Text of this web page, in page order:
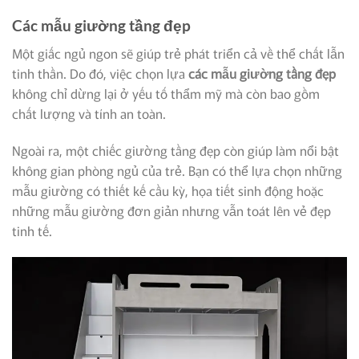
Các mẫu giường tầng đẹp
Một giấc ngủ ngon sẽ giúp trẻ phát triển cả về thể chất lẫn
tinh thần. Do đó, việc chọn lựa các mẫu giường tầngđẹp
không chỉ dừng lại ở yếu tố thẩm mỹ mà còn bao gồm
chất lượng và tính an toàn.
Ngoài ra, một chiếc giường tầng đẹp còn giúp làm nổi bật
không gian phòng ngủ của trẻ. Bạn có thể lựa chọn những
mẫu giường có thiết kế cầu kỳ, họa tiết sinh động hoặc
những mẫu giường đơn giản nhưng vẫn toát lên vẻ đẹp
tinh tế.